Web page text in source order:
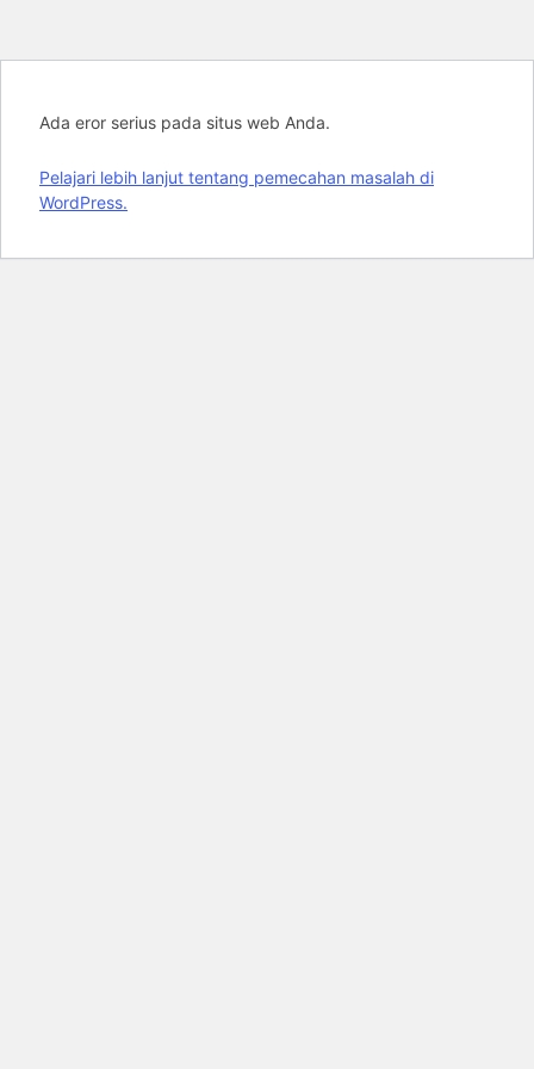
Ada eror serius pada situs web Anda.
Pelajari lebih lanjut tentang pemecahan masalah di
WordPress.